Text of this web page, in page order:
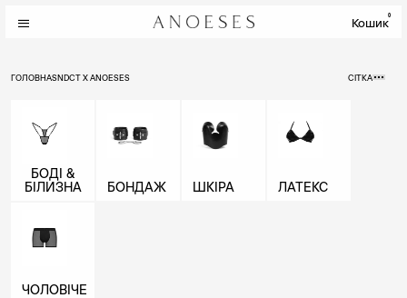
Кошик0
ГОЛОВНАSNDCT X ANOESES СІТКА
БОДІ &
БІЛИЗНА БОНДАЖ ШКІРА ЛАТЕКС
ЧОЛОВІЧЕ